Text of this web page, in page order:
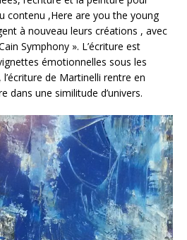
contenu ,Here are you the young
à nouveau leurs créations , avec
Symphony ». L’écriture est
émotionnelles sous les
de Martinelli rentre en
dans une similitude d’univers.